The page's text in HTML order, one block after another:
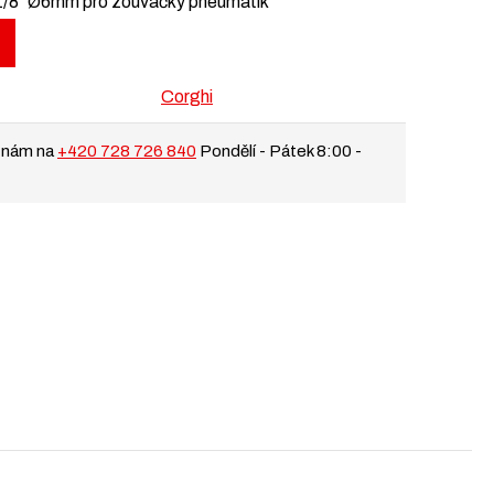
Corghi
na +420 728 726 840 Pondělí - Pátek 8:00 -